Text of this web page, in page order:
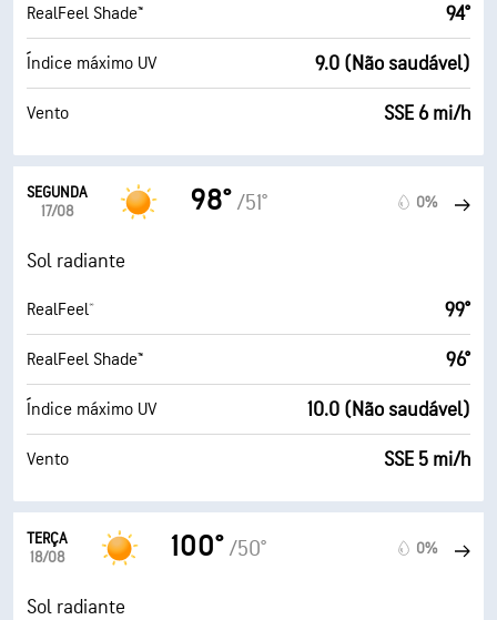
RealFeel Shade™ 94°
Índice máximo UV 9.0 (Não saudável)
Vento SSE 6 mi/h
SEGUNDA
17/08
98° /51° 0%
Sol radiante
RealFeel® 99°
RealFeel Shade™ 96°
Índice máximo UV 10.0 (Não saudável)
Vento SSE 5 mi/h
TERÇA
18/08
100° /50° 0%
Sol radiante